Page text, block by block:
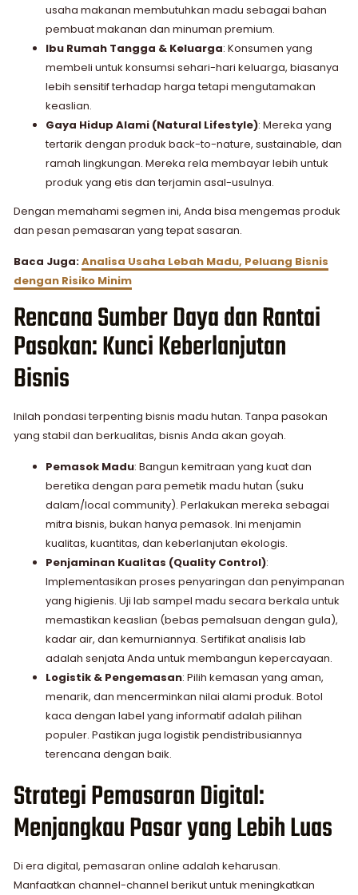
usaha makanan membutuhkan madu sebagai bahan
pembuat makanan dan minuman premium.
Ibu Rumah Tangga & Keluarga: Konsumen yang
membeli untuk konsumsi sehari-hari keluarga, biasanya
lebih sensitif terhadap harga tetapi mengutamakan
keaslian.
Gaya Hidup Alami (Natural Lifestyle): Mereka yang
tertarik dengan produk back-to-nature, sustainable, dan
ramah lingkungan. Mereka rela membayar lebih untuk
produk yang etis dan terjamin asal-usulnya.
Dengan memahami segmen ini, Anda bisa mengemas produk
dan pesan pemasaran yang tepat sasaran.
Baca Juga:Analisa Usaha Lebah Madu, Peluang Bisnis
dengan Risiko Minim
Rencana Sumber Daya dan Rantai
Pasokan: Kunci Keberlanjutan
Bisnis
Inilah pondasi terpenting bisnis madu hutan. Tanpa pasokan
yang stabil dan berkualitas, bisnis Anda akan goyah.
Pemasok Madu: Bangun kemitraan yang kuat dan
beretika dengan para pemetik madu hutan (suku
dalam/local community). Perlakukan mereka sebagai
mitra bisnis, bukan hanya pemasok. Ini menjamin
kualitas, kuantitas, dan keberlanjutan ekologis.
Penjaminan Kualitas (Quality Control):
Implementasikan proses penyaringan dan penyimpanan
yang higienis. Uji lab sampel madu secara berkala untuk
memastikan keaslian (bebas pemalsuan dengan gula),
kadar air, dan kemurniannya. Sertifikat analisis lab
adalah senjata Anda untuk membangun kepercayaan.
Logistik & Pengemasan: Pilih kemasan yang aman,
menarik, dan mencerminkan nilai alami produk. Botol
kaca dengan label yang informatif adalah pilihan
populer. Pastikan juga logistik pendistribusiannya
terencana dengan baik.
Strategi Pemasaran Digital:
Menjangkau Pasar yang Lebih Luas
Di era digital, pemasaran online adalah keharusan.
Manfaatkan channel-channel berikut untuk meningkatkan